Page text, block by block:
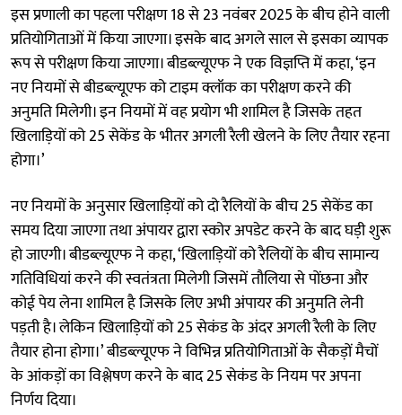
इस प्रणाली का पहला परीक्षण 18 से 23 नवंबर 2025 के बीच होने वाली
प्रतियोगिताओं में किया जाएगा। इसके बाद अगले साल से इसका व्यापक
रूप से परीक्षण किया जाएगा। बीडब्ल्यूएफ ने एक विज्ञप्ति में कहा, ‘इन
नए नियमों से बीडब्ल्यूएफ को टाइम क्लॉक का परीक्षण करने की
अनुमति मिलेगी। इन नियमों में वह प्रयोग भी शामिल है जिसके तहत
खिलाड़ियों को 25 सेकेंड के भीतर अगली रैली खेलने के लिए तैयार रहना
होगा।’
नए नियमों के अनुसार खिलाड़ियों को दो रैलियों के बीच 25 सेकेंड का
समय दिया जाएगा तथा अंपायर द्वारा स्कोर अपडेट करने के बाद घड़ी शुरू
हो जाएगी। बीडब्ल्यूएफ ने कहा, ‘खिलाड़ियों को रैलियों के बीच सामान्य
गतिविधियां करने की स्वतंत्रता मिलेगी जिसमें तौलिया से पोंछना और
कोई पेय लेना शामिल है जिसके लिए अभी अंपायर की अनुमति लेनी
पड़ती है। लेकिन खिलाड़ियों को 25 सेकंड के अंदर अगली रैली के लिए
तैयार होना होगा।’ बीडब्ल्यूएफ ने विभिन्न प्रतियोगिताओं के सैकड़ों मैचों
के आंकड़ों का विश्लेषण करने के बाद 25 सेकंड के नियम पर अपना
निर्णय दिया।